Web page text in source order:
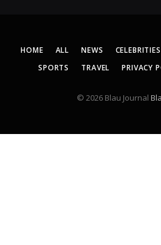
HOME ALL NEWS CELEBRITIES
SPORTS
TRAVEL PRIVACY
© 2026 Blau Journal